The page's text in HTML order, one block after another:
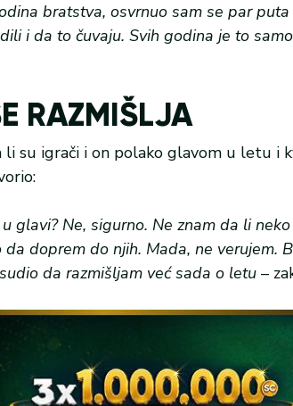
bratstva, osvrnuo sam se par
i da to čuvaju. Svih godina je to
RAZMIŠLJA
li su igrači i on polako glavom u letu i
glavi? Ne, sigurno. Ne znam da li
doprem do njih. Mada, ne verujem.
da razmišljam već sada o letu –